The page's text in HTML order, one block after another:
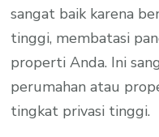
sangat baik karena
tinggi, membatasi
properti Anda. Ini
perumahan atau
tingkat privasi tinggi.